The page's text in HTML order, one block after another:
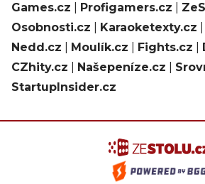
Games.cz
Profigamers.cz
Osobnosti.cz
Karaoketexty.cz
Nedd.cz
Moulík.cz Fights.cz
CZhity.cz
Našepeníze.cz
StartupInsider.cz